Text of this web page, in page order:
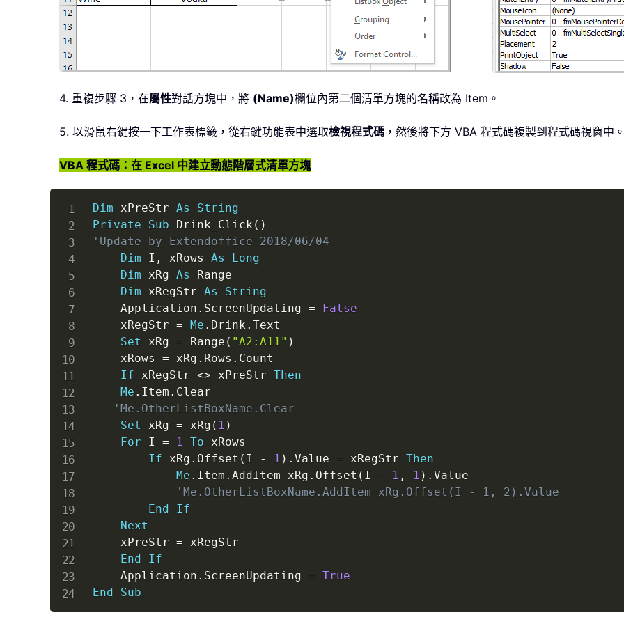
4. 重複步驟 3，在屬性對話方塊中，將 (Name)欄位內第二個清單方塊的名稱改為 Item。
5. 以滑鼠右鍵按一下工作表標籤，從右鍵功能表中選取檢視程式碼 ，然後將下方 VBA 程式碼複製到程式碼視窗中
VBA 程式碼：在 Excel 中建立動態階層式清單方塊
Dim xPreStr As
String
Private
Sub Drink_Click ( )
'Update by Extendoffice 2018/06/04
Dim I , xRows As
Long
Dim xRg As Range
Dim xRegStr As
String
    Application
. ScreenUpdating =
False
    xRegStr
= Me . Drink . Text
Set xRg = Range ( "A2:A11" )
    xRows
= xRg . Rows . Count
If xRegStr <> xPreStr Then
Me . Item . Clear
'Me.OtherListBoxName.Clear
Set xRg = xRg ( 1 )
For I = 1 To xRows
If xRg . Offset ( I - 1 ) . Value = xRegStr Then
Me . Item . AddItem xRg . Offset ( I - 1 , 1 ) . Value
'Me.OtherListBoxName.AddItem xRg.Offset(I - 1, 2).Value
End
If
Next
    xPreStr
= xRegStr
End
If
    Application
. ScreenUpdating = True
End
Sub